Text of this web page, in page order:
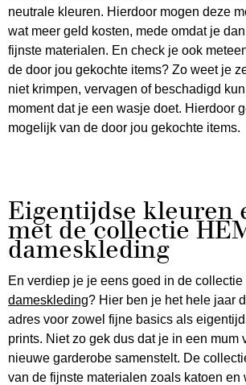
neutrale kleuren. Hierdoor mogen deze
wat meer geld kosten, mede omdat je
fijnste materialen. En check je ook
de door jou gekochte items? Zo weet je
niet krimpen, vervagen of beschadigd
moment dat je een wasje doet. Hierdoor
mogelijk van de door jou gekochte items.
Eigentijdse kleuren
met de collectie
dameskleding
En verdiep je je eens goed in de collectie
dameskleding? Hier ben je het hele jaar
adres voor zowel fijne basics als
prints. Niet zo gek dus dat je in een mum
nieuwe garderobe samenstelt. De
van de fijnste materialen zoals katoen en